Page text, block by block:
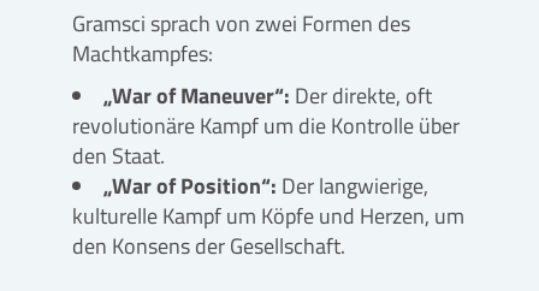
Gramsci sprach von zwei Formen des
Machtkampfes:
„War of Maneuver“: Der direkte, oft
revolutionäre Kampf um die Kontrolle über
den Staat.
„War of Position“: Der langwierige,
kulturelle Kampf um Köpfe und Herzen, um
den Konsens der Gesellschaft.